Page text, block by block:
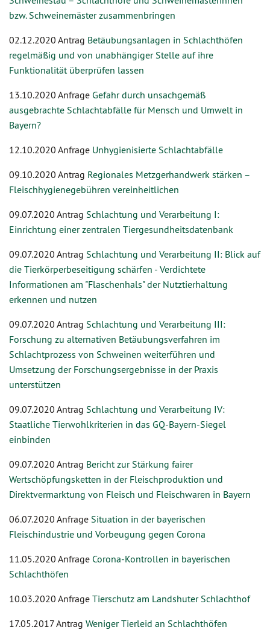
bzw. Schweinemäster zusammenbringen
02.12.2020 Antrag Betäubungsanlagen in Schlachthöfen
regelmäßig und von unabhängiger Stelle auf ihre
Funktionalität überprüfen lassen
13.10.2020 Anfrage Gefahr durch unsachgemäß
ausgebrachte Schlachtabfälle für Mensch und Umwelt in
Bayern?
12.10.2020 Anfrage Unhygienisierte Schlachtabfälle
09.10.2020 Antrag Regionales Metzgerhandwerk stärken –
Fleischhygienegebühren vereinheitlichen
09.07.2020 Antrag Schlachtung und Verarbeitung I:
Einrichtung einer zentralen Tiergesundheitsdatenbank
09.07.2020 Antrag Schlachtung und Verarbeitung II: Blick auf
die Tierkörperbeseitigung schärfen - Verdichtete
Informationen am "Flaschenhals" der Nutztierhaltung
erkennen und nutzen
09.07.2020 Antrag Schlachtung und Verarbeitung III:
Forschung zu alternativen Betäubungsverfahren im
Schlachtprozess von Schweinen weiterführen und
Umsetzung der Forschungsergebnisse in der Praxis
unterstützen
09.07.2020 Antrag Schlachtung und Verarbeitung IV:
Staatliche Tierwohlkriterien in das GQ-Bayern-Siegel
einbinden
09.07.2020 Antrag Bericht zur Stärkung fairer
Wertschöpfungsketten in der Fleischproduktion und
Direktvermarktung von Fleisch und Fleischwaren in Bayern
06.07.2020 Anfrage Situation in der bayerischen
Fleischindustrie und Vorbeugung gegen Corona
11.05.2020 Anfrage Corona-Kontrollen in bayerischen
Schlachthöfen
10.03.2020 Anfrage Tierschutz am Landshuter Schlachthof
17.05.2017 Antrag Weniger Tierleid an Schlachthöfen